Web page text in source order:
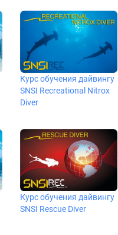
Курс обучения дайвингу
SNSI Recreational Nitrox
Diver
Курс обучения дайвингу
SNSI Rescue Diver